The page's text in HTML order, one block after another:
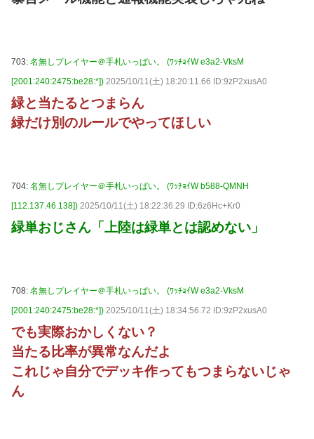
703: 名無しプレイヤー＠手札いっぱい。 (ﾜｯﾁｮｲW e3a2-VksM
[2001:240:2475:be28:*]) 2025/10/11(土) 18:20:11.66 ID:9zP2xusA0
緑と当たるとつまらん
緑だけ別のルールでやってほしい
704: 名無しプレイヤー＠手札いっぱい。 (ﾜｯﾁｮｲW b588-QMNH
[112.137.46.138]) 2025/10/11(土) 18:22:36.29 ID:6z6Hc+Kr0
緑単おじさん「上陸は緑単とは認めない」
708: 名無しプレイヤー＠手札いっぱい。 (ﾜｯﾁｮｲW e3a2-VksM
[2001:240:2475:be28:*]) 2025/10/11(土) 18:34:56.72 ID:9zP2xusA0
でも実際おかしくない？
当たる比率が異常なんだよ
これじゃ自分でデッキ作ってもつまらないじゃ
ん